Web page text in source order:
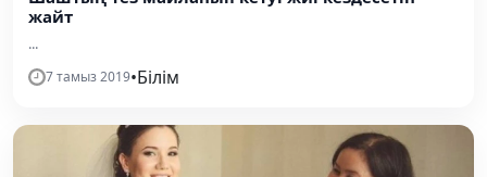
жайт
...
7 тамыз 2019•Білім